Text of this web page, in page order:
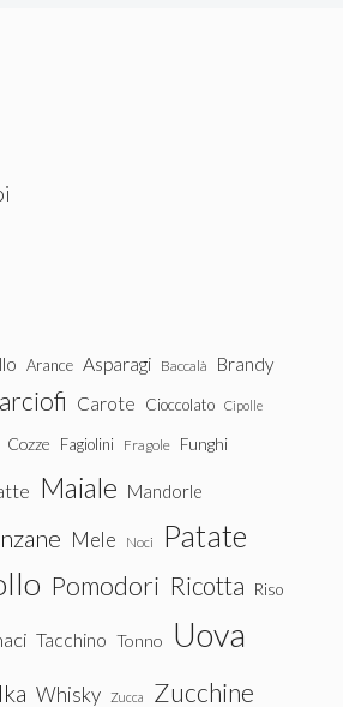
Arance Asparagi Baccalà Brandy
Carote Cioccolato Cipolle
Cozze Fagiolini Fragole Funghi
Maiale Mandorle
Mele Noci Patate
Pomodori Ricotta Riso
Tacchino Tonno Uova
Whisky Zucca Zucchine